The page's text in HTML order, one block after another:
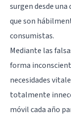
surgen desde
que son
consumistas.
Mediante las
forma
necesidades
totalmente
móvil cada año